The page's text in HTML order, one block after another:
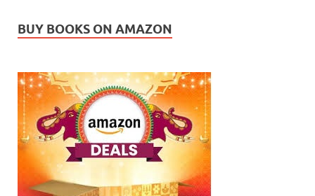
BUY BOOKS ON AMAZON